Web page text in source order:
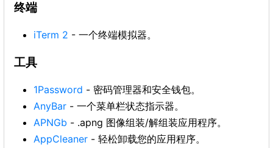
终端
iTerm 2 - 一个终端模拟器。
工具
1Password - 密码管理器和安全钱包。
AnyBar - 一个菜单栏状态指示器。
APNGb - .apng 图像组装/解组装应用程序。
AppCleaner - 轻松卸载您的应用程序。